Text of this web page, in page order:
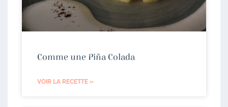
Comme une Piña Colada
VOIR LA RECETTE »